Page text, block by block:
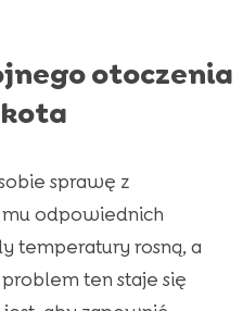
otoczenia
sprawę z
odpowiednich
temperatury rosną, a
ten staje się